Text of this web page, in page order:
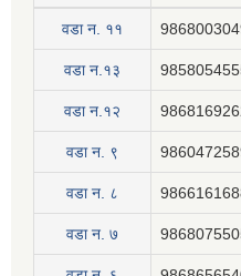
वडा न‍. ११
वडा न.१३
वडा न.१२
वडा न. ९
वडा न. ८
वडा न. ७